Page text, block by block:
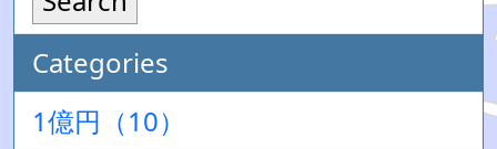
Categories
1億円（10）